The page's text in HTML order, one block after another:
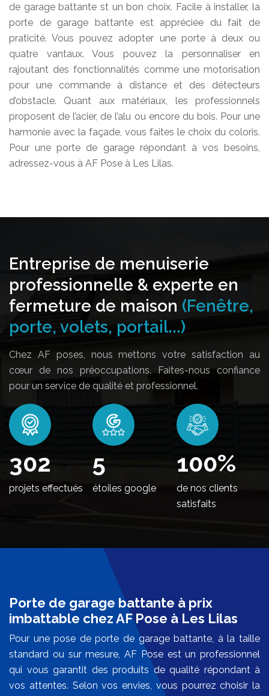
de garage battante st un bon choix. Facile à installer, la
porte de garage battante est appréciée du fait de
praticité. Vous pouvez adopter une porte à deux ou
quatre vantaux. Vous pouvez la personnaliser en
rajoutant des fonctionnalités comme une motorisation
pour une commande à distance et des détecteurs
d’obstacle. Quant aux matériaux, les professionnels
proposent de l’acier, de l’alu ou encore du bois. Pour une
harmonie avec la façade, vous faites le choix du coloris.
Pour une porte de garage répondant à vos besoins,
adressez-vous à AF Pose à Les Lilas.
Entreprise de menuiserie
professionnelle & experte en
fermeture de maison (Fenêtre,
porte, volets, portail...)
Chez AF poses, nous mettons votre satisfaction au
cœur de nos préoccupations. Faites-nous confiance
pour un service de qualité et professionnel.
364
projets effectués
5
étoiles google
100%
de nos clients
satisfaits
Porte de garage battante à prix
imbattable chez AF Pose à Les Lilas
Pour une pose de porte de garage battante, à la taille
standard ou sur mesure, AF Pose est un professionnel
qui vous garantit des produits de qualité répondant à
vos attentes. Selon vos envies, vous pourrez choisir la